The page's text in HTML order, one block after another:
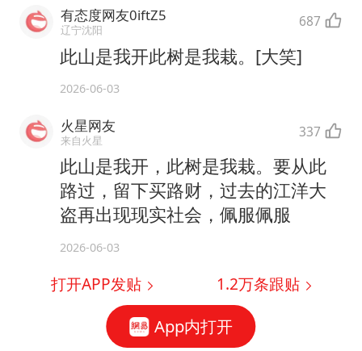
有态度网友0iftZ5
辽宁沈阳 687
此山是我开此树是我栽。[大笑]
2026-06-03
火星网友
来自火星 337
此山是我开，此树是我栽。要从此
路过，留下买路财，过去的江洋大
盗再出现现实社会，佩服佩服
2026-06-03
打开APP发贴 1.2万条跟贴
App内打开